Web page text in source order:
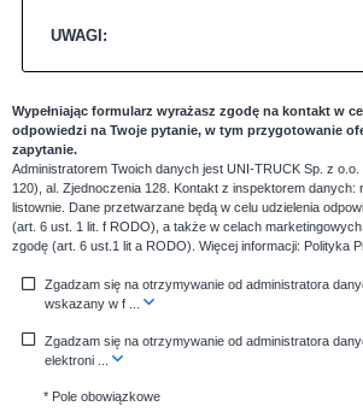
UWAGI:
Wypełniając formularz wyrażasz zgodę na kontakt w
odpowiedzi na Twoje pytanie, w tym przygotowanie
zapytanie.
Administratorem Twoich danych jest UNI-TRUCK Sp. z
120), al. Zjednoczenia 128. Kontakt z inspektorem danych:
listownie. Dane przetwarzane będą w celu udzielenia
(art. 6 ust. 1 lit. f RODO), a także w celach marketingowych
zgodę (art. 6 ust.1 lit a RODO). Więcej informacji: Polityka
Zgadzam się na otrzymywanie od administratora
wskazany w f
Zgadzam się na otrzymywanie od administratora
elektroni
* Pole obowiązkowe